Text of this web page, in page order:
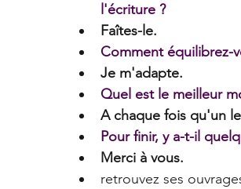
l'écriture ?
Faîtes-le.
Comment équilibrez-
Je m'adapte.
Quel est le meilleur
A chaque fois qu'un
Pour finir, y a-t-il
Merci à vous.
retrouvez ses